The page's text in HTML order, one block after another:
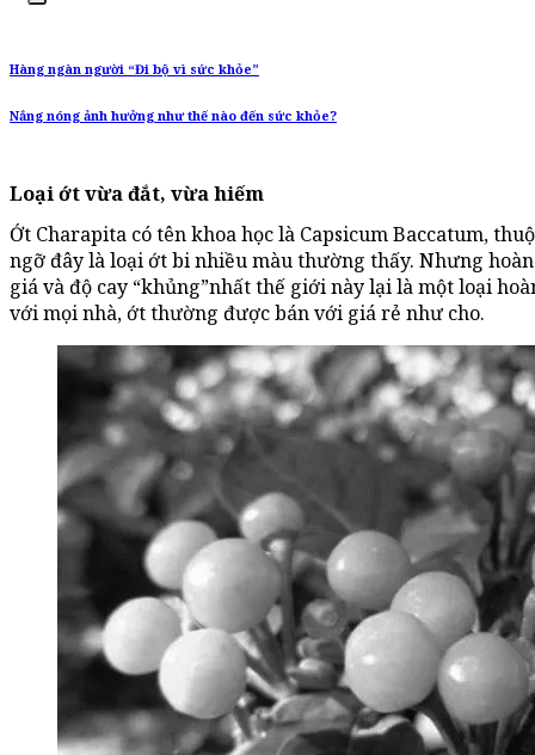
Hàng ngàn người “Đi bộ vì sức khỏe”
Nắng nóng ảnh hưởng như thế nào đến sức khỏe?
Loại ớt vừa đắt, vừa hiếm
Ớt Charapita có tên khoa học là Capsicum Baccatum,
ngỡ đây là loại ớt bi nhiều màu thường thấy. Nhưng
giá và độ cay “khủng”nhất thế giới này lại là một loại
với mọi nhà, ớt thường được bán với giá rẻ như cho.